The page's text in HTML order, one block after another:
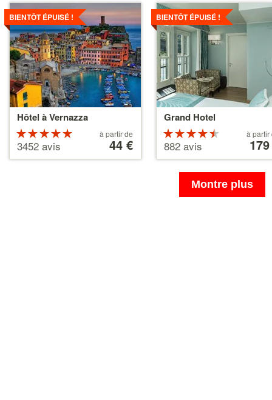
Hôtel à Vernazza
BIENTÔT ÉPUISÉ !
Évaluation :
5 étoiles sur
5
3452 avis partir
44 €
à partir de
44 €
Voir
les
détails
Grand Hotel
BIENTÔT ÉPUISÉ !
4.5 étoiles
sur 5
882 avis partir
179 €
à partir
Voir
les
détails
Montre plus